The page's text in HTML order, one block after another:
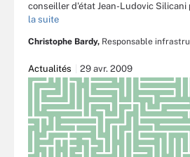
conseiller d'état Jean-Ludovic Silicani
la suite
Christophe Bardy, Responsable
Actualités 29 avr. 2009